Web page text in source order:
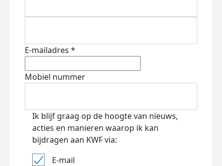
E-mailadres *
Mobiel nummer
Ik blijf graag op de hoogte van nieuws,
acties en manieren waarop ik kan
bijdragen aan KWF via:
E-mail